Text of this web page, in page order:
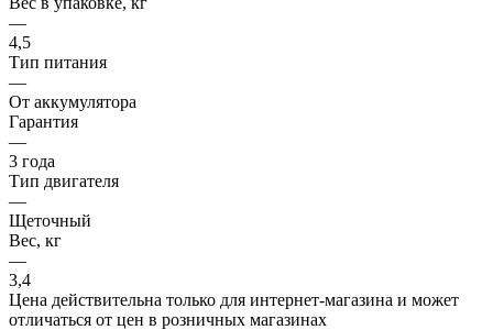
—
4,5
Тип питания
—
От аккумулятора
Гарантия
—
3 года
Тип двигателя
—
Щеточный
Вес, кг
—
3,4
Цена действительна только для интернет-магазина и может
отличаться от цен в розничных магазинах